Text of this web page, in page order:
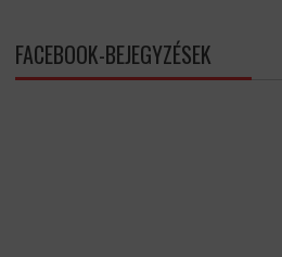
FACEBOOK-BEJEGYZÉSEK